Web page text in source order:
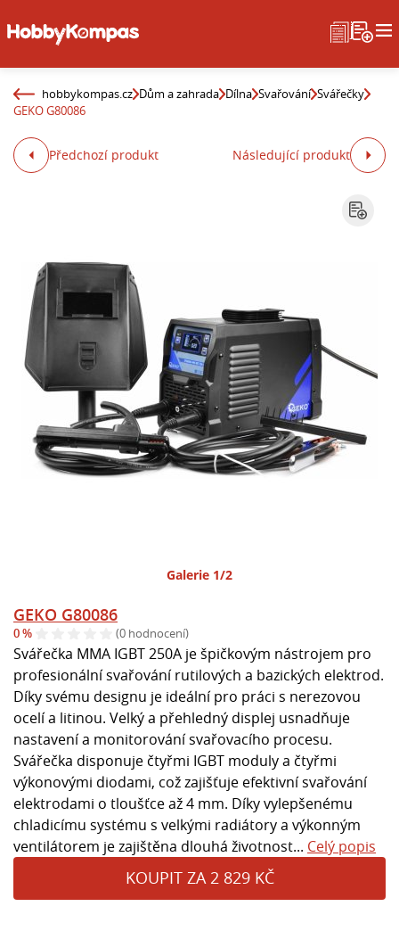
hobbykompas.cz Dům a zahrada Dílna Svařování Svářečky
GEKO G80086
Předchozí produkt Následující produkt
Galerie 1/2
GEKO G80086
0 % (0 hodnocení)
Svářečka MMA IGBT 250A je špičkovým nástrojem pro
profesionální svařování rutilových a bazických elektrod.
Díky svému designu je ideální pro práci s nerezovou
ocelí a litinou. Velký a přehledný displej usnadňuje
nastavení a monitorování svařovacího procesu.
Svářečka disponuje čtyřmi IGBT moduly a čtyřmi
výkonovými diodami, což zajišťuje efektivní svařování
elektrodami o tloušťce až 4 mm. Díky vylepšenému
chladicímu systému s velkými radiátory a výkonným
ventilátorem je zajištěna dlouhá životnost... Celý popis
KOUPIT ZA 2 829 KČ